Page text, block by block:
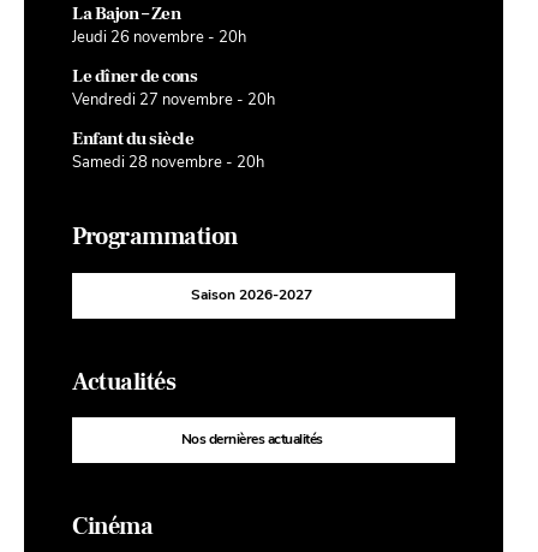
La Bajon – Zen
Jeudi 26 novembre - 20h
Le dîner de cons
Vendredi 27 novembre - 20h
Enfant du siècle
Samedi 28 novembre - 20h
Programmation
Saison 2026-2027
Actualités
Nos dernières actualités
Cinéma